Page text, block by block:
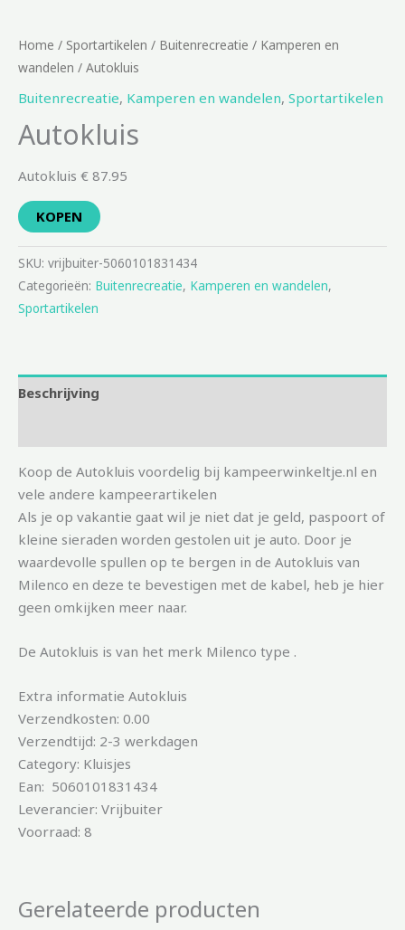
Home / Sportartikelen / Buitenrecreatie / Kamperen en
wandelen / Autokluis
Buitenrecreatie, Kamperen en wandelen, Sportartikelen
Autokluis
Autokluis € 87.95
KOPEN
SKU: vrijbuiter-5060101831434
Categorieën: Buitenrecreatie, Kamperen en wandelen,
Sportartikelen
Beschrijving
Koop de Autokluis voordelig bij kampeerwinkeltje.nl en
vele andere kampeerartikelen
Als je op vakantie gaat wil je niet dat je geld, paspoort of
kleine sieraden worden gestolen uit je auto. Door je
waardevolle spullen op te bergen in de Autokluis van
Milenco en deze te bevestigen met de kabel, heb je hier
geen omkijken meer naar.
De Autokluis is van het merk Milenco type .
Extra informatie Autokluis
Verzendkosten: 0.00
Verzendtijd: 2-3 werkdagen
Category: Kluisjes
Ean: 5060101831434
Leverancier: Vrijbuiter
Voorraad: 8
Gerelateerde producten